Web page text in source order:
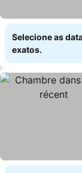
Selecione as
exatos.